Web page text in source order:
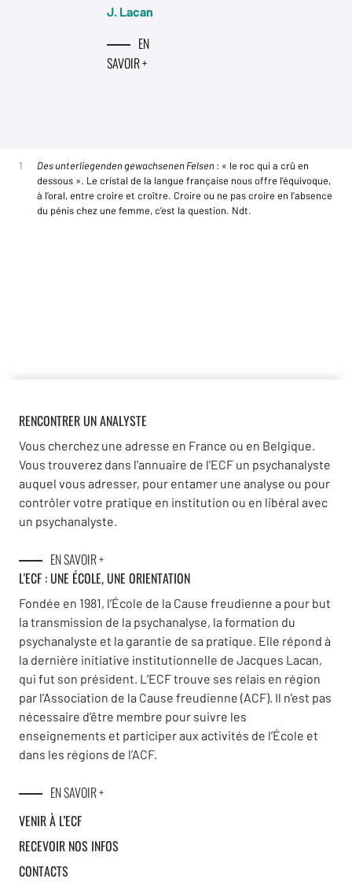
J. Lacan
EN
SAVOIR +
1 Des unterliegenden gewachsenen Felsen : « le roc qui a crû en
dessous ». Le cristal de la langue française nous offre l’équivoque,
à l’oral, entre croire et croître. Croire ou ne pas croire en l’absence
du pénis chez une femme, c’est la question. Ndt.
RENCONTRER UN ANALYSTE
Vous cherchez une adresse en France ou en Belgique.
Vous trouverez dans l'annuaire de l'ECF un psychanalyste
auquel vous adresser, pour entamer une analyse ou pour
contrôler votre pratique en institution ou en libéral avec
un psychanalyste.
EN SAVOIR +
L'ECF : UNE ÉCOLE, UNE ORIENTATION
Fondée en 1981, l’École de la Cause freudienne a pour but
la transmission de la psychanalyse, la formation du
psychanalyste et la garantie de sa pratique. Elle répond à
la dernière initiative institutionnelle de Jacques Lacan,
qui fut son président. L’ECF trouve ses relais en région
par l’Association de la Cause freudienne (ACF). Il n’est pas
nécessaire d’être membre pour suivre les
enseignements et participer aux activités de l’École et
dans les régions de l’ACF.
EN SAVOIR +
VENIR À L’ECF
RECEVOIR NOS INFOS
CONTACTS